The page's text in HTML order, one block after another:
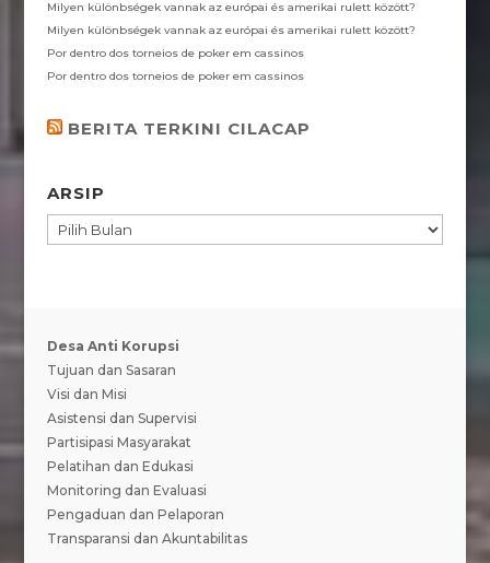
Milyen különbségek vannak az európai és amerikai rulett között?
Milyen különbségek vannak az európai és amerikai rulett között?
Por dentro dos torneios de poker em cassinos
Por dentro dos torneios de poker em cassinos
BERITA TERKINI CILACAP
ARSIP
ARSIP
Desa Anti Korupsi
Tujuan dan Sasaran
Visi dan Misi
Asistensi dan Supervisi
Partisipasi Masyarakat
Pelatihan dan Edukasi
Monitoring dan Evaluasi
Pengaduan dan Pelaporan
Transparansi dan Akuntabilitas